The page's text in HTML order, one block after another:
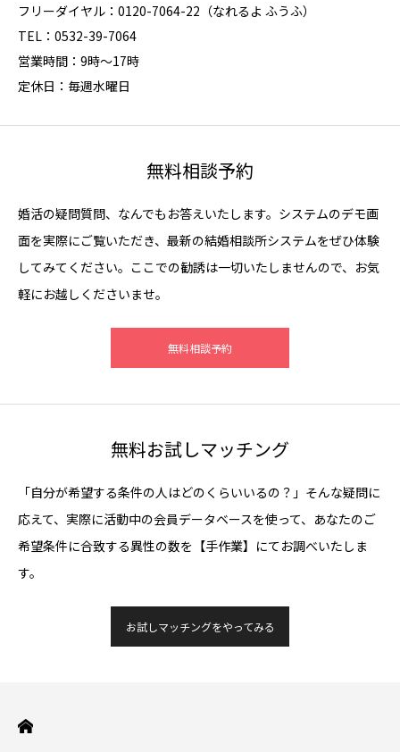
フリーダイヤル：0120-7064-22（なれるよ ふうふ）
TEL：0532-39-7064
営業時間：9時～17時
定休日：毎週水曜日
無料相談予約
婚活の疑問質問、なんでもお答えいたします。システムのデモ画
面を実際にご覧いただき、最新の結婚相談所システムをぜひ体験
してみてください。ここでの勧誘は一切いたしませんので、お気
軽にお越しくださいませ。
無料相談予約
無料お試しマッチング
「自分が希望する条件の人はどのくらいいるの？」そんな疑問に
応えて、実際に活動中の会員データベースを使って、あなたのご
希望条件に合致する異性の数を【手作業】にてお調べいたしま
す。
お試しマッチングをやってみる